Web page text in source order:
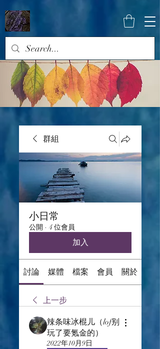
群組
小日常
公開 · 4 位會員
加入
討論 媒體 檔案 會員 關於
上一步
辣条味冰棍儿（lof别
玩了要氪金的）
2022年10月9日